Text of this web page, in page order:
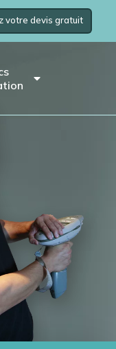
votre devis gratuit